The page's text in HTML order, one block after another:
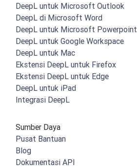
DeepL untuk Microsoft Outlook
DeepL di Microsoft Word
DeepL untuk Microsoft Powerpoint
DeepL untuk Google Workspace
DeepL untuk Mac
Ekstensi DeepL untuk Firefox
Ekstensi DeepL untuk Edge
DeepL untuk iPad
Integrasi DeepL
Sumber Daya
Pusat Bantuan
Blog
Dokumentasi API